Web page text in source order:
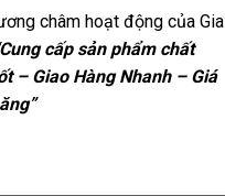
châm hoạt động của Gia
cấp sản phẩm chất
– Giao Hàng Nhanh – Giá